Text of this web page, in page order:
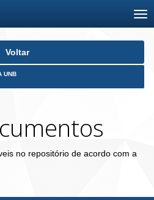
Voltar
UNB
no repositório de acordo com a